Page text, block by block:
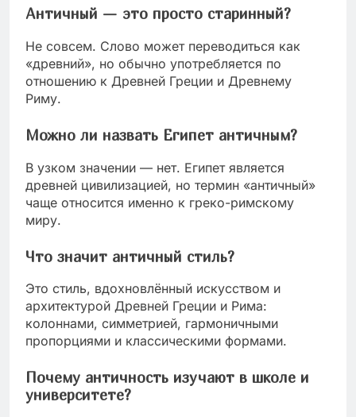
Античный — это просто старинный?
Не совсем. Слово может переводиться как
«древний», но обычно употребляется по
отношению к Древней Греции и Древнему
Риму.
Можно ли назвать Египет античным?
В узком значении — нет. Египет является
древней цивилизацией, но термин «античный»
чаще относится именно к греко-римскому
миру.
Что значит античный стиль?
Это стиль, вдохновлённый искусством и
архитектурой Древней Греции и Рима:
колоннами, симметрией, гармоничными
пропорциями и классическими формами.
Почему античность изучают в школе и
университете?